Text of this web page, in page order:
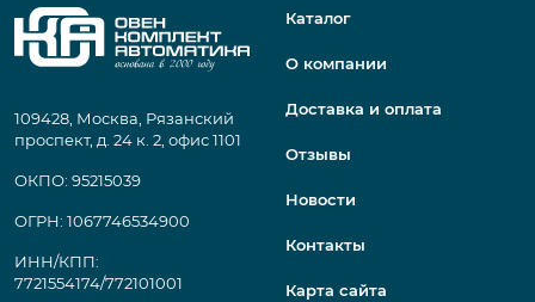
109428, Москва, Рязанский
проспект, д. 24 к. 2, офис 1101
ОКПО: 95215039
ОГРН: 1067746534900
ИНН/КПП:
7721554174/772101001
Каталог
О компании
Доставка и оплата
Отзывы
Новости
Контакты
Карта сайта